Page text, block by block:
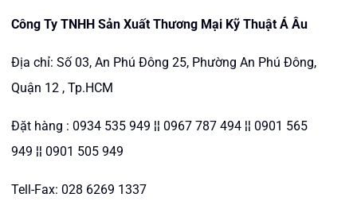
Công Ty TNHH Sản Xuất Thương Mại Kỹ Thuật Á Âu
Địa chỉ: Số 03, An Phú Đông 25, Phường An Phú Đông,
Quận 12 , Tp.HCM
Đặt hàng : 0934 535 949 ¦¦ 0967 787 494 ¦¦ 0901 565
949 ¦¦ 0901 505 949
Tell-Fax: 028 6269 1337